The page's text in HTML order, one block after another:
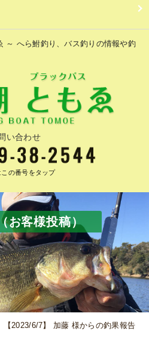
～ へら鮒釣り、バス釣りの情報や釣
い合わせ
この番号をタップ
お客様投稿）
【2023/6/7】 加藤 様からの釣果報告